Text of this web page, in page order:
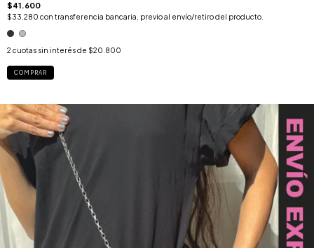
$41.600
$33.280 con transferencia bancaria, previo al envío/retiro del producto.
2 cuotas sin interés de $20.800
COMPRAR